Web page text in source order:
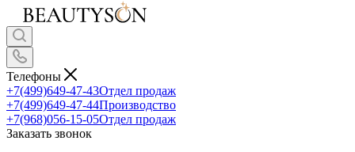
Телефоны
+7(499)649-47-43Отдел продаж
+7(499)649-47-44Производство
+7(968)056-15-05Отдел продаж
Заказать звонок